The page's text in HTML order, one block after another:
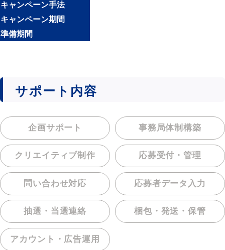
キャンペーン手法
キャンペーン期間
準備期間
サポート内容
企画サポート 事務局体制構築
クリエイティブ制作 応募受付・管理
問い合わせ対応 応募者データ入力
抽選・当選連絡 梱包・発送・保管
アカウント・ 広告運用